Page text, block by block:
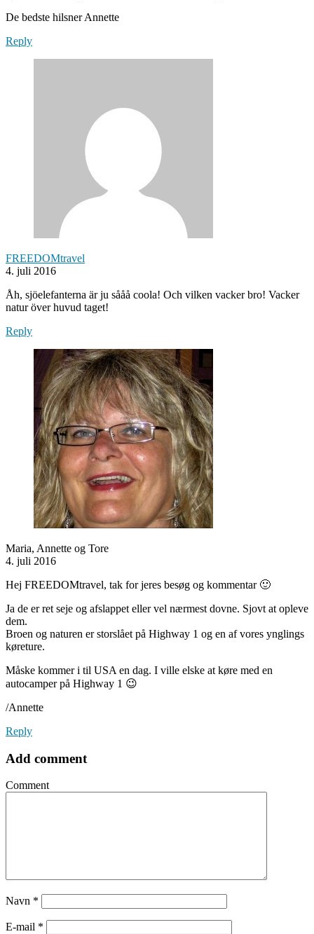
De bedste hilsner Annette
Reply
FREEDOMtravel
4. juli 2016
Åh, sjöelefanterna är ju sååå coola! Och vilken vacker bro! Vacker
natur över huvud taget!
Reply
Maria, Annette og Tore
4. juli 2016
Hej FREEDOMtravel, tak for jeres besøg og kommentar 🙂
Ja de er ret seje og afslappet eller vel nærmest dovne. Sjovt at opleve
dem.
Broen og naturen er storslået på Highway 1 og en af vores ynglings
køreture.
Måske kommer i til USA en dag. I ville elske at køre med en
autocamper på Highway 1 😉
/Annette
Reply
Add comment
Comment
Navn *
E-mail *